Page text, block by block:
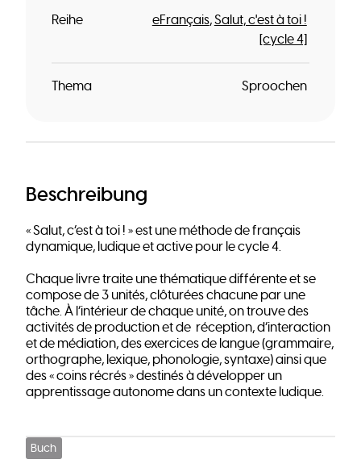
Reihe eFrançais Salut, c'est à toi !
[cycle 4]
Thema Sproochen
Beschreibung
« Salut, c’est à toi ! » est une méthode de français
dynamique, ludique et active pour le cycle 4.
Chaque livre traite une thématique différente et se
compose de 3 unités, clôturées chacune par une
tâche. À l’intérieur de chaque unité, on trouve des
activités de production et de réception, d’interaction
et de médiation, des exercices de langue (grammaire,
orthographe, lexique, phonologie, syntaxe) ainsi que
des « coins récrés » destinés à développer un
apprentissage autonome dans un contexte ludique.
Buch